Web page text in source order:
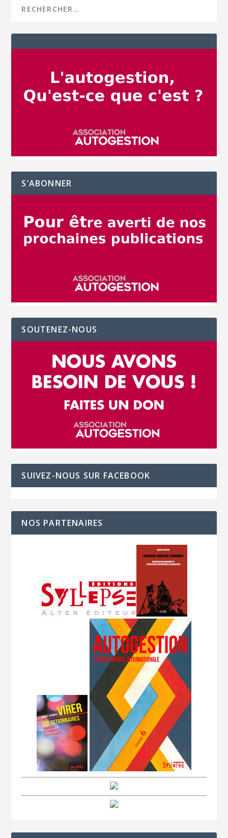
S’ABONNER
SOUTENEZ-NOUS
SUIVEZ-NOUS SUR FACEBOOK
NOS PARTENAIRES